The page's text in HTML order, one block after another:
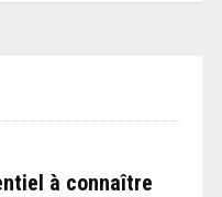
à connaître